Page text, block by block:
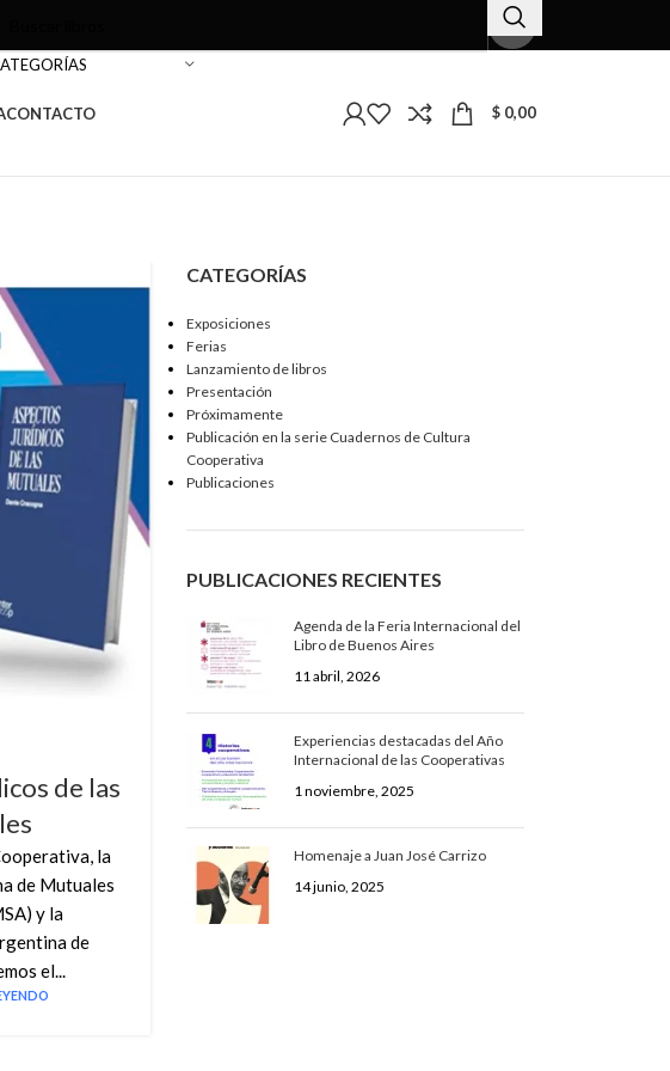
CONTACTO $ 0,00
de las
la
de Mutuales
y la
de
el...
CATEGORÍAS
Exposiciones
Ferias
Lanzamiento de libros
Presentación
Próximamente
Publicación en la serie Cuadernos de Cultura
Cooperativa
Publicaciones
PUBLICACIONES RECIENTES
Agenda de la Feria Internacional del
Libro de Buenos Aires
11 abril, 2026
Experiencias destacadas del Año
Internacional de las Cooperativas
1 noviembre, 2025
Homenaje a Juan José Carrizo
14 junio, 2025